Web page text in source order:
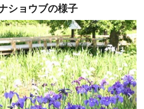
ショウブの様子